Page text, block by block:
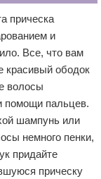
прическа
и
Все, что вам
красивый ободок
волосы
помощи пальцев.
шампунь или
немного пенки,
придайте
прическу